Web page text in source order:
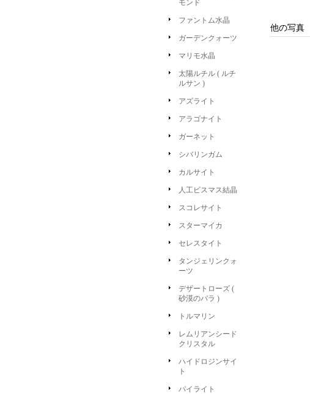
モンド
ファントム水晶
ガーデンクォーツ
マリモ水晶
太陽ルチル ( ルチ
ルサン )
アズライト
アラゴナイト
ガーネット
シバリンガム
カルサイト
人工ビスマス結晶
スコレサイト
スターマイカ
セレスタイト
タンジェリンクォ
ーツ
デザートローズ (
砂漠のバラ )
トルマリン
レムリアンシード
クリスタル
ハイドロジンサイ
ト
パイライト
他の写真